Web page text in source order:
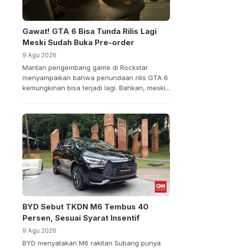
Gawat! GTA 6 Bisa Tunda Rilis Lagi
Meski Sudah Buka Pre-order
9 Agu 2026
Mantan pengembang game di Rockstar
menyampaikan bahwa penundaan rilis GTA 6
kemungkinan bisa terjadi lagi. Bahkan, meski...
BYD Sebut TKDN M6 Tembus 40
Persen, Sesuai Syarat Insentif
9 Agu 2026
BYD menyatakan M6 rakitan Subang punya